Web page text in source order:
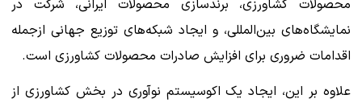
محصولات کشاورزی، برندسازی محصولات ایرانی، شرکت در
نمایشگاه‌های بین‌المللی، و ایجاد شبکه‌های توزیع جهانی ازجمله
اقدامات ضروری برای افزایش صادرات محصولات کشاورزی است.
علاوه بر این، ایجاد یک اکوسیستم نوآوری در بخش کشاورزی از